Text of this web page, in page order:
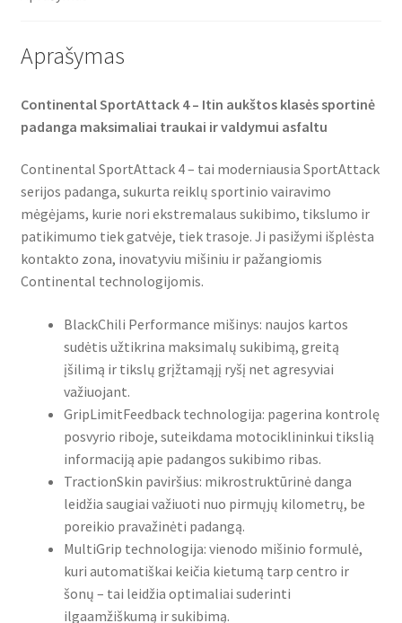
Aprašymas
Continental SportAttack 4 – Itin aukštos klasės sportinė
padanga maksimaliai traukai ir valdymui asfaltu
Continental SportAttack 4 – tai moderniausia SportAttack
serijos padanga, sukurta reiklų sportinio vairavimo
mėgėjams, kurie nori ekstremalaus sukibimo, tikslumo ir
patikimumo tiek gatvėje, tiek trasoje. Ji pasižymi išplėsta
kontakto zona, inovatyviu mišiniu ir pažangiomis
Continental technologijomis.
BlackChili Performance mišinys: naujos kartos
sudėtis užtikrina maksimalų sukibimą, greitą
įšilimą ir tikslų grįžtamąjį ryšį net agresyviai
važiuojant.
GripLimitFeedback technologija: pagerina kontrolę
posvyrio riboje, suteikdama motociklininkui tikslią
informaciją apie padangos sukibimo ribas.
TractionSkin paviršius: mikrostruktūrinė danga
leidžia saugiai važiuoti nuo pirmųjų kilometrų, be
poreikio pravažinėti padangą.
MultiGrip technologija: vienodo mišinio formulė,
kuri automatiškai keičia kietumą tarp centro ir
šonų – tai leidžia optimaliai suderinti
ilgaamžiškumą ir sukibimą.